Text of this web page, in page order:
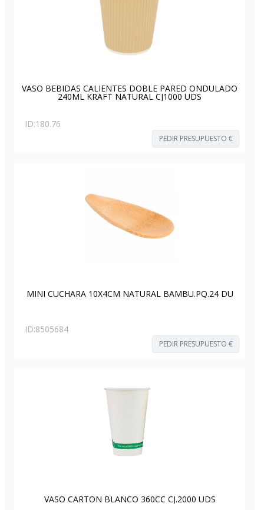
VASO BEBIDAS CALIENTES DOBLE PARED ONDULADO
240ML KRAFT NATURAL CJ1000 UDS
ID:180.76
PEDIR PRESUPUESTO €
MINI CUCHARA 10X4CM NATURAL BAMBU.PQ.24 DU
ID:8505684
PEDIR PRESUPUESTO €
VASO CARTON BLANCO 360CC CJ.2000 UDS